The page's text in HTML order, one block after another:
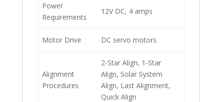
Power
Requirements
12V DC, 4 amps
Motor Drive DC servo motors
Alignment
Procedures
2-Star Align, 1-Star
Align, Solar System
Align, Last Alignment,
Quick Align